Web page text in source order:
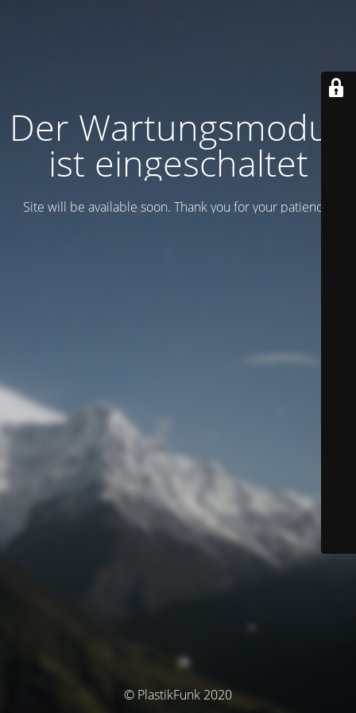
Der Wartungsmodus
ist eingeschaltet
Site will be available soon. Thank you for your patience!
© PlastikFunk 2020